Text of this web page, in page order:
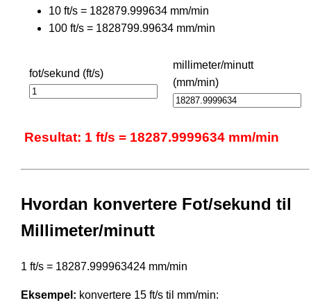
10 ft/s = 182879.999634 mm/min
100 ft/s = 1828799.99634 mm/min
fot/sekund (ft/s)
millimeter/minutt
(mm/min)
Resultat: 1 ft/s = 18287.9999634 mm/min
Hvordan konvertere Fot/sekund til
Millimeter/minutt
1 ft/s = 18287.999963424 mm/min
Eksempel: konvertere 15 ft/s til mm/min: